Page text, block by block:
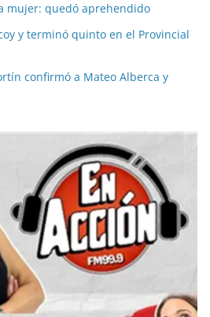
mujer: quedó aprehendido
y terminó quinto en el Provincial
confirmó a Mateo Alberca y